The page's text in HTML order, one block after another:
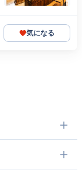
気になる